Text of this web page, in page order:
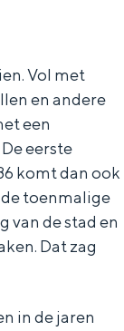
Vol met
en andere
een
eerste
komt dan ook
de toenmalige
van de stad en
Dat zag
in de jaren